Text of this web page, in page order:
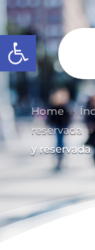
Abrir barra de
Home 9
reservada 9
y reservada